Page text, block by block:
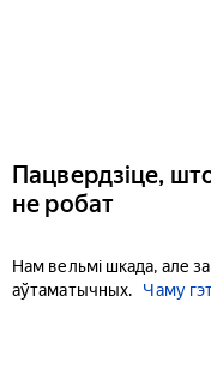
Пацвердзіце,
не робат
Нам вельмі шкада, але
аўтаматычных.
Чаму